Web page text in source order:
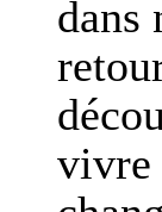
dans
vivre